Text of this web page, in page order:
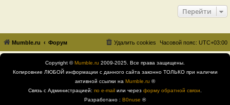
Перейти
Mumble.ru Форум Часовой пояс: UTC+03:00
Удалить cookies
Copyright ©Mumble.ru 2009-2025. Все права защищены.
Копировние ЛЮБОЙ информации с данного сайта законно ТОЛЬКО при наличии
активной ссылки на Mumble.ru ®
Связь с Администрацией: по e-mail или через форму обратной связи
Разработано : B0nuse ®